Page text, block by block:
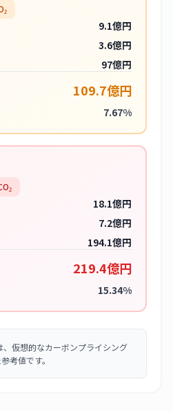
9.1億円
3.6億円
97億円
109.7億円
7.67%
18.1億円
7.2億円
194.1億円
219.4億円
15.34%
仮想的なカーボンプライシング
考値です。